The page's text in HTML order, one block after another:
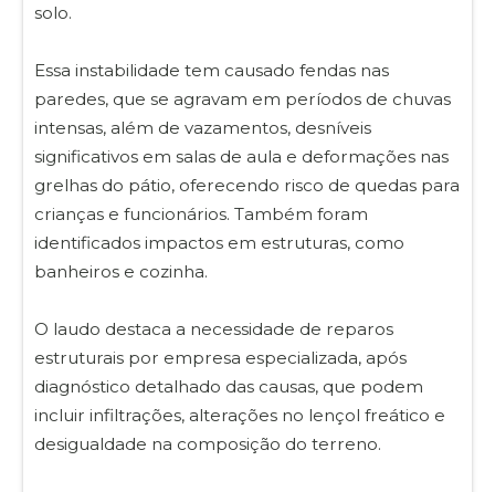
solo.
Essa instabilidade tem causado fendas nas
paredes, que se agravam em períodos de chuvas
intensas, além de vazamentos, desníveis
significativos em salas de aula e deformações nas
grelhas do pátio, oferecendo risco de quedas para
crianças e funcionários. Também foram
identificados impactos em estruturas, como
banheiros e cozinha.
O laudo destaca a necessidade de reparos
estruturais por empresa especializada, após
diagnóstico detalhado das causas, que podem
incluir infiltrações, alterações no lençol freático e
desigualdade na composição do terreno.